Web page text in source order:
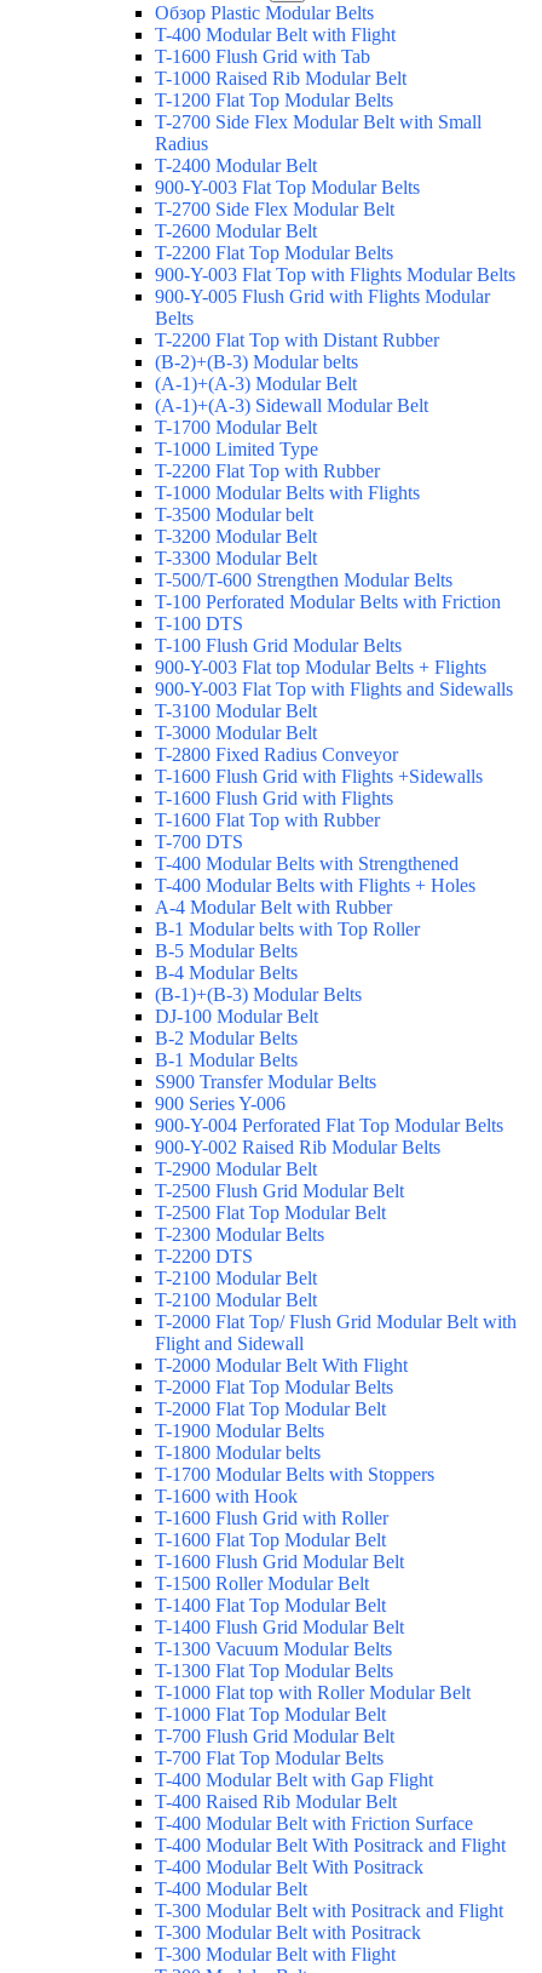
Обзор Plastic Modular Belts
T-400 Modular Belt with Flight
T-1600 Flush Grid with Tab
T-1000 Raised Rib Modular Belt
T-1200 Flat Top Modular Belts
T-2700 Side Flex Modular Belt with Small
Radius
T-2400 Modular Belt
900-Y-003 Flat Top Modular Belts
T-2700 Side Flex Modular Belt
T-2600 Modular Belt
T-2200 Flat Top Modular Belts
900-Y-003 Flat Top with Flights Modular Belts
900-Y-005 Flush Grid with Flights Modular
Belts
T-2200 Flat Top with Distant Rubber
(B-2)+(B-3) Modular belts
(A-1)+(A-3) Modular Belt
(A-1)+(A-3) Sidewall Modular Belt
T-1700 Modular Belt
T-1000 Limited Type
T-2200 Flat Top with Rubber
T-1000 Modular Belts with Flights
T-3500 Modular belt
T-3200 Modular Belt
T-3300 Modular Belt
T-500/T-600 Strengthen Modular Belts
T-100 Perforated Modular Belts with Friction
T-100 DTS
T-100 Flush Grid Modular Belts
900-Y-003 Flat top Modular Belts + Flights
900-Y-003 Flat Top with Flights and Sidewalls
T-3100 Modular Belt
T-3000 Modular Belt
T-2800 Fixed Radius Conveyor
T-1600 Flush Grid with Flights +Sidewalls
T-1600 Flush Grid with Flights
T-1600 Flat Top with Rubber
T-700 DTS
T-400 Modular Belts with Strengthened
T-400 Modular Belts with Flights + Holes
A-4 Modular Belt with Rubber
B-1 Modular belts with Top Roller
B-5 Modular Belts
B-4 Modular Belts
(B-1)+(B-3) Modular Belts
DJ-100 Modular Belt
B-2 Modular Belts
B-1 Modular Belts
S900 Transfer Modular Belts
900 Series Y-006
900-Y-004 Perforated Flat Top Modular Belts
900-Y-002 Raised Rib Modular Belts
T-2900 Modular Belt
T-2500 Flush Grid Modular Belt
T-2500 Flat Top Modular Belt
T-2300 Modular Belts
T-2200 DTS
T-2100 Modular Belt
T-2100 Modular Belt
T-2000 Flat Top/ Flush Grid Modular Belt with
Flight and Sidewall
T-2000 Modular Belt With Flight
T-2000 Flat Top Modular Belts
T-2000 Flat Top Modular Belt
T-1900 Modular Belts
T-1800 Modular belts
T-1700 Modular Belts with Stoppers
T-1600 with Hook
T-1600 Flush Grid with Roller
T-1600 Flat Top Modular Belt
T-1600 Flush Grid Modular Belt
T-1500 Roller Modular Belt
T-1400 Flat Top Modular Belt
T-1400 Flush Grid Modular Belt
T-1300 Vacuum Modular Belts
T-1300 Flat Top Modular Belts
T-1000 Flat top with Roller Modular Belt
T-1000 Flat Top Modular Belt
T-700 Flush Grid Modular Belt
T-700 Flat Top Modular Belts
T-400 Modular Belt with Gap Flight
T-400 Raised Rib Modular Belt
T-400 Modular Belt with Friction Surface
T-400 Modular Belt With Positrack and Flight
T-400 Modular Belt With Positrack
T-400 Modular Belt
T-300 Modular Belt with Positrack and Flight
T-300 Modular Belt with Positrack
T-300 Modular Belt with Flight